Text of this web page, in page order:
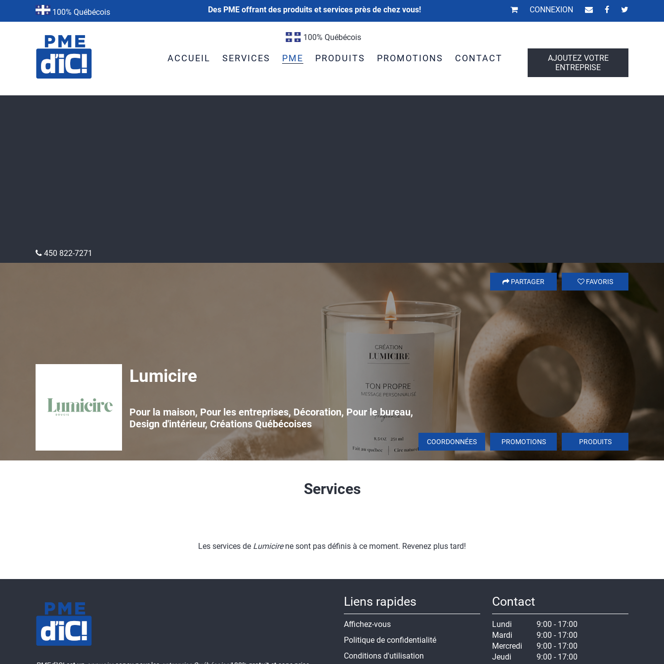
100% Québécois Des PME offrant des produits et services près de chez vous! CONNEXION
100% Québécois
AJOUTEZ VOTRE
ENTREPRISE
ACCUEIL SERVICES PME PRODUITS PROMOTIONS CONTACT
450 822-7271
Lumicire
Pour la maison, Pour les entreprises, Décoration, Pour le bureau,
Design d'intérieur, Créations Québécoises
FAVORIS
PARTAGER
PRODUITS
PROMOTIONS
COORDONNÉES
Services
Les services de Lumicirene sont pas définis à ce moment. Revenez plus tard!
Liens rapides
Affichez-vous
Politique de confidentialité
Conditions d'utilisation
Contact
Lundi
9:00 - 17:00
Mardi
9:00 - 17:00
Mercredi
9:00 - 17:00
Jeudi
9:00 - 17:00